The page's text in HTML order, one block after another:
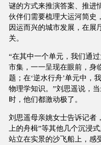
谜的方式来推演答案、推进
伙伴们需要梳理大运河简史
因运而兴的城市发展，在展
关。
“在其中一个单元，我们通
市集，一一呈现在眼前，身
题；在‘逆水行舟’单元中，
物理学知识。”刘思遥说，
时，他们都激动极了。
刘思遥母亲姚女士告诉记者
上的舟楫”等其他几个沉浸
站立在实景的沙飞船上，感